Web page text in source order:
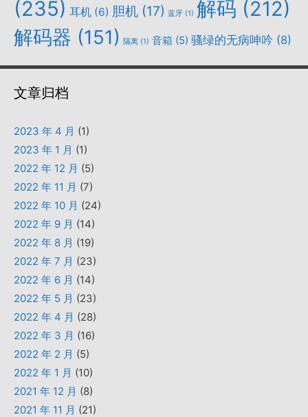
(235) 耳机 (6) 胆机 (17) 蓝牙 (1) 解码 (212)
解码器 (151) 隔离 (1) 音箱 (5) 骚绿的无病呻吟 (8)
文章归档
2023 年 4 月 (1)
2023 年 1 月 (1)
2022 年 12 月 (5)
2022 年 11 月 (7)
2022 年 10 月 (24)
2022 年 9 月 (14)
2022 年 8 月 (19)
2022 年 7 月 (23)
2022 年 6 月 (14)
2022 年 5 月 (23)
2022 年 4 月 (28)
2022 年 3 月 (16)
2022 年 2 月 (5)
2022 年 1 月 (10)
2021 年 12 月 (8)
2021 年 11 月 (21)